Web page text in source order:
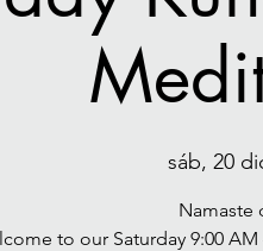
sáb, 20
Namaste
to our Saturday 9:00